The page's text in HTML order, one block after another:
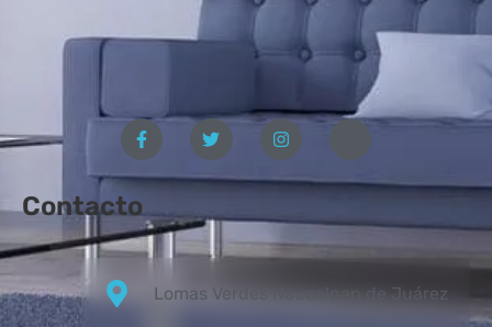
Contacto
Lomas Verdes Naucalpan de Juárez